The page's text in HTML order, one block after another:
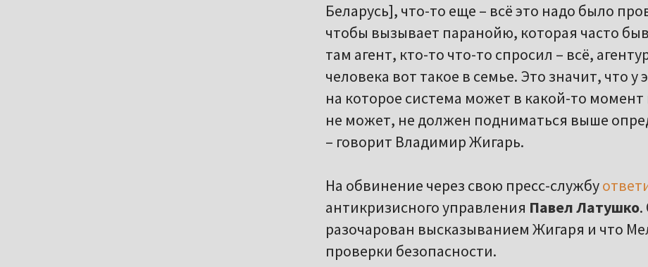
Беларусь], что-то еще – всё это надо было
чтобы вызывает паранойю, которая часто
там агент, кто-то что-то спросил – всё,
человека вот такое в семье. Это значит, что у
на которое система может в какой-то
не может, не должен подниматься выше
– говорит Владимир Жигарь.
На обвинение через свою пресс-службу
антикризисного управления Павел Латушко.
разочарован высказыванием Жигаря и что
проверки безопасности.